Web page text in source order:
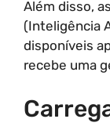
Além disso,
(Inteligência
disponíveis
recebe uma